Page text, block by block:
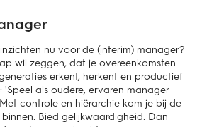
nu voor de (interim) manager?
wil zeggen, dat je overeenkomsten
erkent, herkent en productief
'Speel als oudere, ervaren manager
controle en hiërarchie kom je bij de
Bied gelijkwaardigheid. Dan